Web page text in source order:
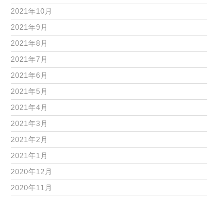
2021年10月
2021年9月
2021年8月
2021年7月
2021年6月
2021年5月
2021年4月
2021年3月
2021年2月
2021年1月
2020年12月
2020年11月